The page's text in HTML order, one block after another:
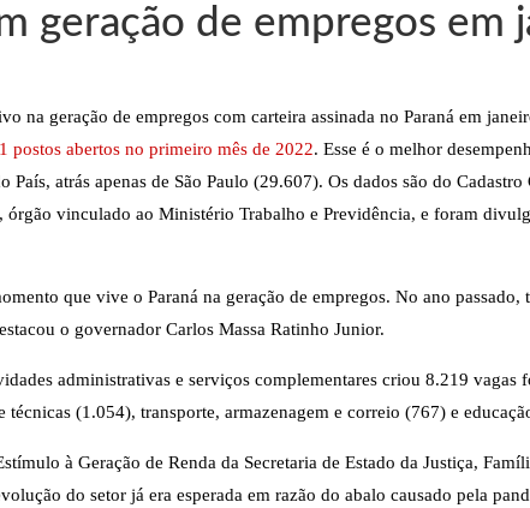
geração de empregos em
na geração de empregos com carteira assinada no Paraná em
postos abertos no primeiro mês de 2022. Esse é o melhor
País, atrás apenas de São Paulo (29.607). Os dados são do Cadastro
órgão vinculado ao Ministério Trabalho e Previdência, e foram
que vive o Paraná na geração de empregos. No ano passado,
o governador Carlos Massa Ratinho Junior.
administrativas e serviços complementares criou 8.219 vagas
(1.054), transporte, armazenagem e correio (767) e
à Geração de Renda da Secretaria de Estado da Justiça,
do setor já era esperada em razão do abalo causado pela